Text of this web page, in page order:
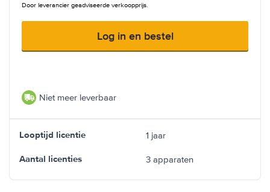
Door leverancier geadviseerde verkoopprijs.
Log in en bestel
Niet meer leverbaar
Looptijd licentie 1 jaar
Aantal licenties 3 apparaten